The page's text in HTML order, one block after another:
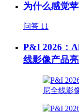
为什么感觉
问答 11
P&I 2026：
线影像产品